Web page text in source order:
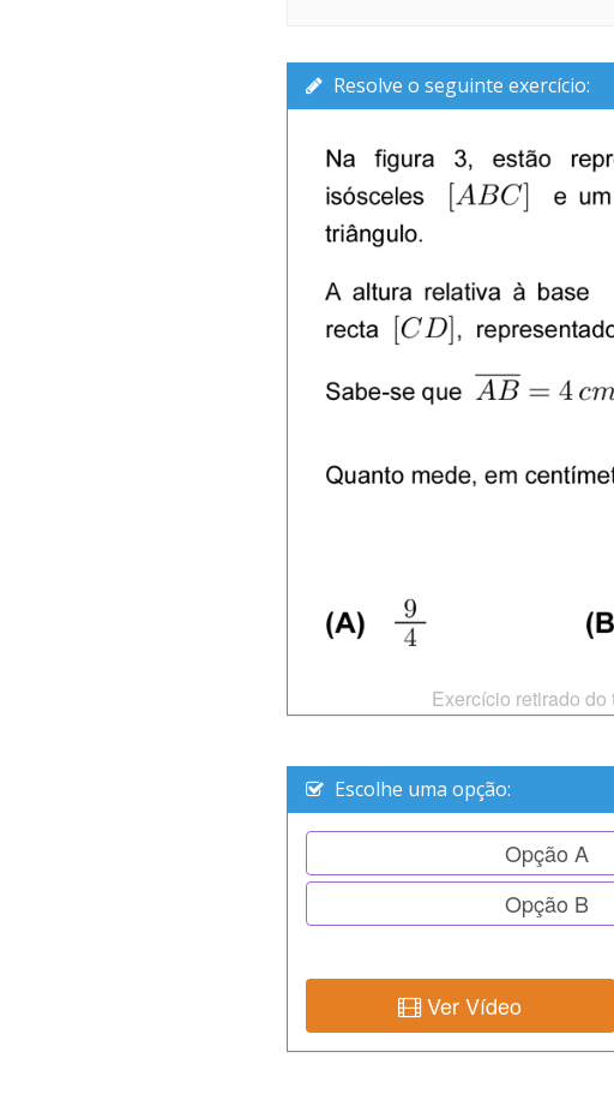
Resolve o seguinte exercício:
Exercício retirado
Escolhe uma opção:
Opção A
Opção B
Ver Vídeo